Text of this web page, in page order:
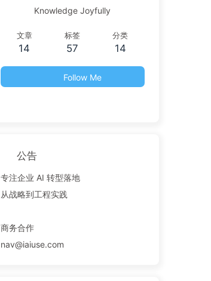
Knowledge Joyfully
文章
14
标签
57
分类
14
Follow Me
公告
专注企业 AI 转型落地
从战略到工程实践
商务合作
nav@iaiuse.com